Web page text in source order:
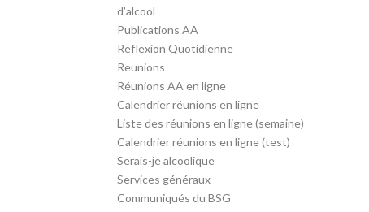
d’alcool
Publications AA
Reflexion Quotidienne
Reunions
Réunions AA en ligne
Calendrier réunions en ligne
Liste des réunions en ligne (semaine)
Calendrier réunions en ligne (test)
Serais-je alcoolique
Services généraux
Communiqués du BSG